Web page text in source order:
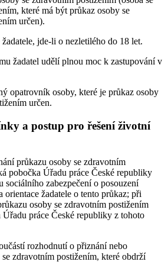
které má být průkaz osoby se
určen).
jde-li o nezletilého do 18 let.
žadatel udělí plnou moc k zastupování v
opatrovník osoby, které je průkaz osoby
určen.
a postup pro řešení životní
průkazu osoby se zdravotním
pobočka Úřadu práce České republiky
sociálního zabezpečení o posouzení
žadatele o tento průkaz; při
osoby se zdravotním postižením
práce České republiky z tohoto
rozhodnutí o přiznání nebo
zdravotním postižením, které obdrží